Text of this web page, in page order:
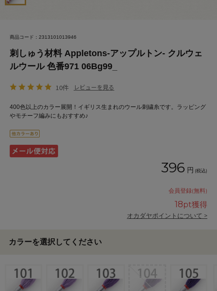
商品コード：2313101013946
刺しゅう材料 Appletons-アップルトン- クルウェ
ルウール 色番971 06Bg99_
10件 レビューを見る
400色以上のカラー展開！イギリス生まれのウール刺繍糸です。ラッピング
やモチーフ編みにもおすすめ♪
396 円 (税込)
会員登録(無料)
18pt獲得
オカダヤポイントについて >
カラーを選択してください